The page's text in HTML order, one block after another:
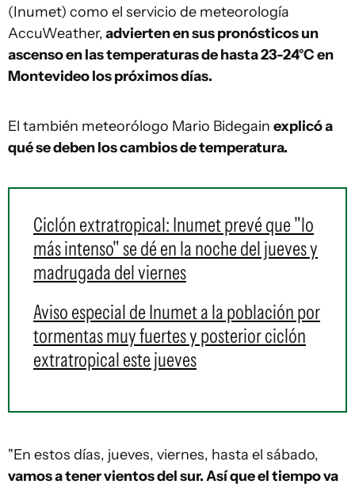
(Inumet) como el servicio de meteorología
AccuWeather,advierten en sus pronósticos un
ascenso en las temperaturas de hasta 23-24°C en
Montevideo los próximos días.
El también meteorólogo Mario Bidegain explicó a
qué se deben los cambios de temperatura.
Ciclón extratropical: Inumet prevé que "lo
más intenso" se dé en la noche del jueves y
madrugada del viernes
Aviso especial de Inumet a la población por
tormentas muy fuertes y posterior ciclón
extratropical este jueves
"En estos días, jueves, viernes, hasta el sábado,
vamos a tener vientos del sur. Así que el tiempo va